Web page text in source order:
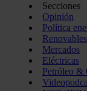
Secciones
Opinión
Política
Renovables
Mercados
Eléctricas
Petróleo &